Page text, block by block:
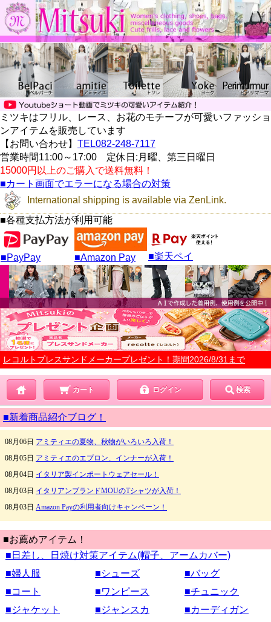
ミツキはフリル、レース、お花のモチーフが可愛いファッショ
ンアイテムを販売しています
【お問い合わせ】 TEL082-248-7117
営業時間11:00～17:00 定休日:月曜、第三日曜日
15000円以上のご購入で送料無料！
■カート画面でエラーになる場合の対策
International shipping is available via ZenLink.
■各種支払方法が利用可能
■PayPay ■Amazon Pay ■楽天ペイ
レコルトプレスサンドメーカープレゼント！期間2026/8/31まで
カート ログイン 検索
■新着商品紹介ブログ！
■お薦めアイテム！
■日差し、日焼け対策アイテム(帽子、アームカバー)
■婦人服
■シューズ
■バッグ
■コート
■ワンピース
■チュニック
■ジャケット
■ジャンスカ
■カーディガン